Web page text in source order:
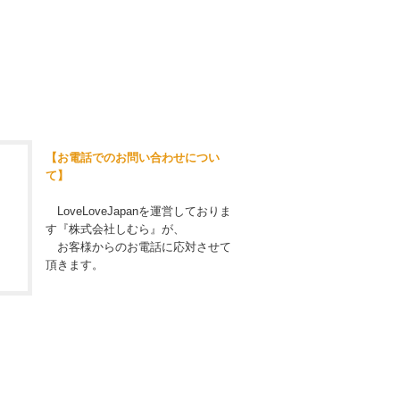
【お電話でのお問い合わせについ
て】
LoveLoveJapanを運営しておりま
す『株式会社しむら』が、
お客様からのお電話に応対させて
頂きます。